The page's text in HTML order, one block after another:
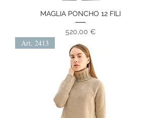
MAGLIA PONCHO 12 FILI
Prezzo
520,00 €
Art. 2413